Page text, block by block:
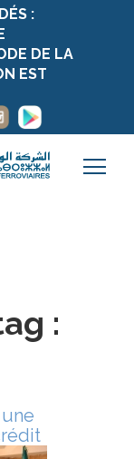
:
DE LA
EST
: